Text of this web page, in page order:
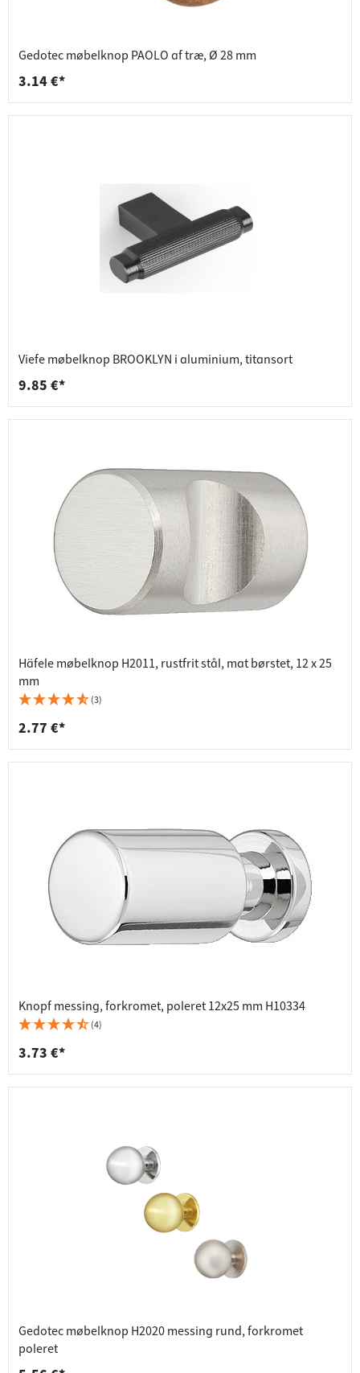
Gedotec møbelknop PAOLO af træ, Ø 28 mm
3.14 €*
Viefe møbelknop BROOKLYN i aluminium, titansort
9.85 €*
Häfele møbelknop H2011, rustfrit stål, mat børstet, 12 x 25
mm
(3)
2.77 €*
Knopf messing, forkromet, poleret 12x25 mm H10334
(4)
3.73 €*
Gedotec møbelknop H2020 messing rund, forkromet
poleret